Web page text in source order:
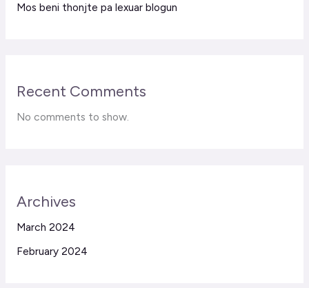
Mos beni thonjte pa lexuar blogun
Recent Comments
No comments to show.
Archives
March 2024
February 2024